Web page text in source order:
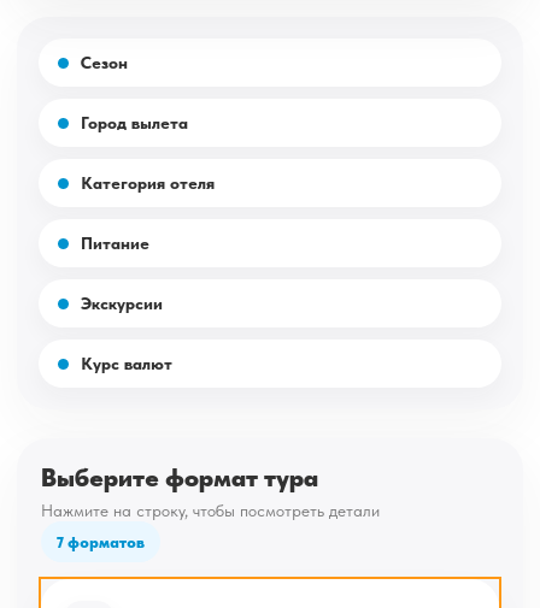
Сезон
Город вылета
Категория отеля
Питание
Экскурсии
Курс валют
Выберите формат тура
Нажмите на строку, чтобы посмотреть детали
7 форматов